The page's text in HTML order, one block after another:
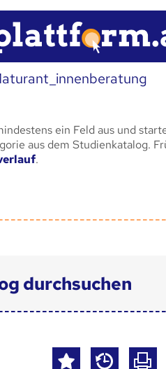
ein Feld aus und
aus dem Studienkatalog.
.
durchsuchen